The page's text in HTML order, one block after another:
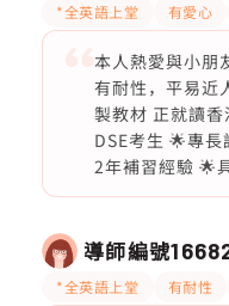
*全英語上堂 有愛心
本人熱愛與小朋
有耐性，平易近
製教材 正就讀
DSE考生 🌟專
2年補習經驗 🌟
導師編號
*全英語上堂 有耐性